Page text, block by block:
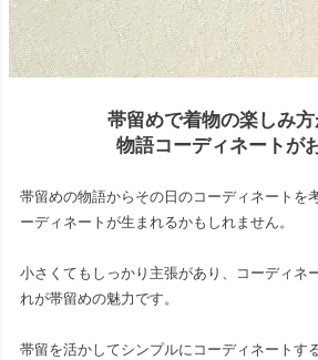
帯留めで着物の楽しみ
物語コーディネートが
帯留めの物語からその日のコーディネートを
ーディネートが生まれるかもしれません。
小さくてもしっかり主張があり、コーディネ
れが帯留めの魅力です。
帯留を活かしてシンプルにコーディネートす